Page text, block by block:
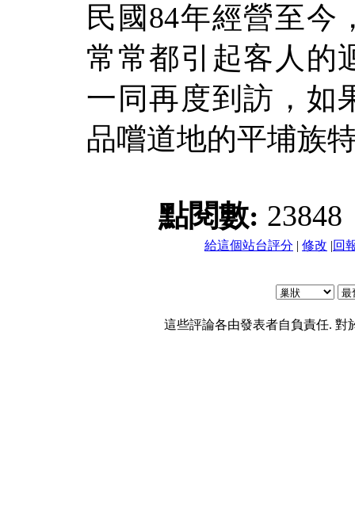
民國84年經營至今
常常都引起客人的
一同再度到訪，如
品嚐道地的平埔族
點閱數: 23848
給這個站台評分 | 修改 |回
這些評論各由發表者自負責任. 對